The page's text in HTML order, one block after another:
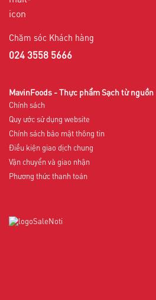
Chăm sóc Khách hàng
024 3558 5666
MavinFoods - Thực phẩm Sạch từ nguồn
Chính sách
Quy ước sử dụng website
Chính sách bảo mật thông tin
Điều kiện giao dịch chung
Vận chuyển và giao nhận
Phương thức thanh toán